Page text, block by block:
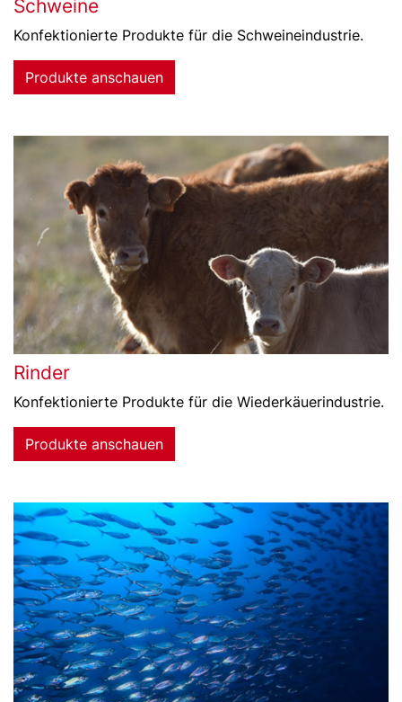
Schweine
Konfektionierte Produkte für die Schweineindustrie.
Produkte anschauen
Rinder
Konfektionierte Produkte für die Wiederkäuerindustrie.
Produkte anschauen